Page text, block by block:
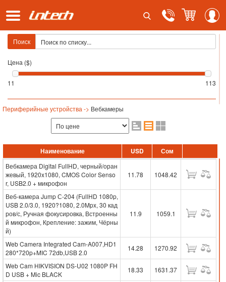
Периферийные устройства -> Вебкамеры
Наименование USD Сом
Вебкамера Digital FullHD, черный/оран
жевый, 1920x1080, CMOS Color Senso
r, USB2.0 + микрофон
11.78 1048.42
Веб-камера Jump С-204 (FullHD 1080p,
USB 2.0/3.0, 1920?1080, 2.0Mpx, 30 кад
ров/с, Ручная фокусировка, Встроенны
й микрофон, Крепление: зажим, Чёрны
й)
11.9 1059.1
Web Camera Integrated Cam-A007,HD1
280*720p+MIC 72db,USB 2.0
14.28 1270.92
Web Cam HIKVISION DS-U02 1080P FH
D USB + Mic BLACK
18.33 1631.37
Поиск
Цена ($)
11 113